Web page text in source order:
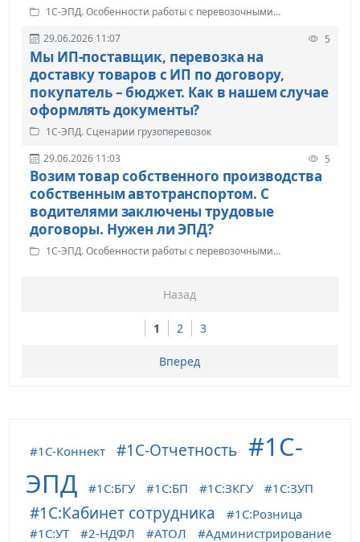
1С-ЭПД. Особенности работы с перевозочными
29.06.2026 11:07
5
Мы ИП-поставщик, перевозка на
доставку товаров с ИП по договору,
покупатель – бюджет. Как в нашем случае
оформлять документы?
1С-ЭПД. Сценарии грузоперевозок
29.06.2026 11:03
5
Возим товар собственного производства
собственным автотранспортом. С
водителями заключены трудовые
договоры. Нужен ли ЭПД?
1С-ЭПД. Особенности работы с перевозочными
Назад
1 2 3
Вперед
1С-Коннект 1С-Отчетность
1С-
ЭПД
1С:БГУ 1С:БП 1С:ЗКГУ 1С:ЗУП
1С:Кабинет сотрудника
1С:Розница
1С:УТ
2-НДФЛ АТОЛ
Администрирование